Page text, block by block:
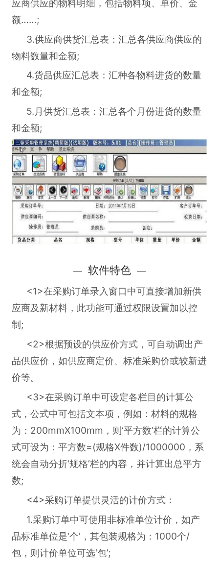
应商供应的物料明细，包括物料项、单价、金
额……;
3.供应商供货汇总表：汇总各供应商供应的
物料数量和金额;
4.货品供应汇总表：汇种各物料进货的数量
和金额;
5.月供货汇总表：汇总各个月份进货的数量
和金额;
软件特色
<1>在采购订单录入窗口中可直接增加新供
应商及新材料，此功能可通过权限设置加以控
制;
<2>根据预设的供应价方式，可自动调出产
品供应价，如供应商定价、标准采购价或较新进
价等。
<3>在采购订单中可设定各栏目的计算公
式，公式中可包括文本项，例如：材料的规格
为：200mmX100mm，则‘平方数’栏的计算公
式可设为：平方数=(规格X件数)/1000000，系
统会自动分折‘规格’栏的内容，并计算出总平方
数;
<4>采购订单提供灵活的计价方式：
1.采购订单中可使用非标准单位计价，如产
品标准单位是‘个’，其包装规格为：1000个/
包，则计价单位可选‘包’;